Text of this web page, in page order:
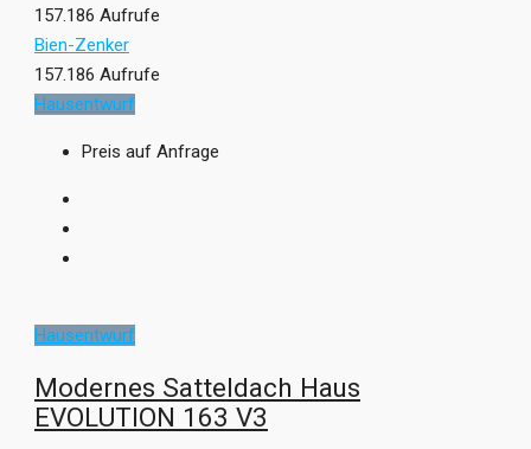
157.186 Aufrufe
Bien-Zenker
157.186 Aufrufe
Hausentwurf
Preis auf Anfrage
Hausentwurf
Modernes Satteldach Haus
EVOLUTION 163 V3